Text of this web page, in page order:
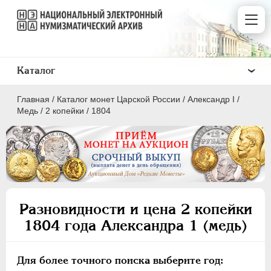
Главная / Каталог монет Царской России / Александр I /
Медь / 2 копейки / 1804
Разновидности и цена 2 копейки
1804 года Александра 1 (медь)
Для более точного поиска выберите год:
Каталог
ПEТР I 1699 - 1725
ПЕТР II 1727-1729
АННА ИОАННОВНА 1730-1740
ЕЛИЗАВЕТА 1741-1762